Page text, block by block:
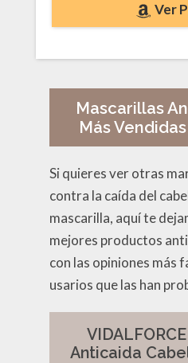
Ver
Mascarillas
Más
Si quieres ver otras
contra la caída del
mascarilla, aquí te
mejores productos
con las opiniones más
usarios que las han
Anticaida